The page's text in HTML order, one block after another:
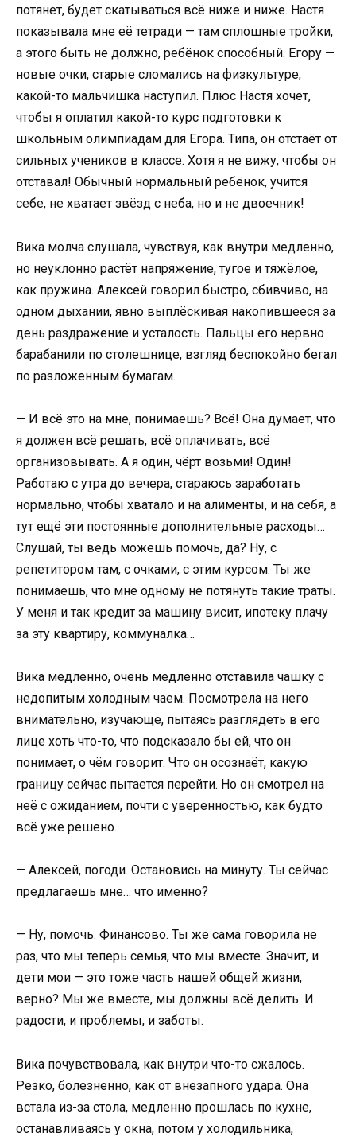
потянет, будет скатываться всё ниже и ниже. Настя
показывала мне её тетради — там сплошные тройки,
а этого быть не должно, ребёнок способный. Егору —
новые очки, старые сломались на физкультуре,
какой-то мальчишка наступил. Плюс Настя хочет,
чтобы я оплатил какой-то курс подготовки к
школьным олимпиадам для Егора. Типа, он отстаёт от
сильных учеников в классе. Хотя я не вижу, чтобы он
отставал! Обычный нормальный ребёнок, учится
себе, не хватает звёзд с неба, но и не двоечник!
Вика молча слушала, чувствуя, как внутри медленно,
но неуклонно растёт напряжение, тугое и тяжёлое,
как пружина. Алексей говорил быстро, сбивчиво, на
одном дыхании, явно выплёскивая накопившееся за
день раздражение и усталость. Пальцы его нервно
барабанили по столешнице, взгляд беспокойно бегал
по разложенным бумагам.
— И всё это на мне, понимаешь? Всё! Она думает, что
я должен всё решать, всё оплачивать, всё
организовывать. А я один, чёрт возьми! Один!
Работаю с утра до вечера, стараюсь заработать
нормально, чтобы хватало и на алименты, и на себя, а
тут ещё эти постоянные дополнительные расходы…
Слушай, ты ведь можешь помочь, да? Ну, с
репетитором там, с очками, с этим курсом. Ты же
понимаешь, что мне одному не потянуть такие траты.
У меня и так кредит за машину висит, ипотеку плачу
за эту квартиру, коммуналка…
Вика медленно, очень медленно отставила чашку с
недопитым холодным чаем. Посмотрела на него
внимательно, изучающе, пытаясь разглядеть в его
лице хоть что-то, что подсказало бы ей, что он
понимает, о чём говорит. Что он осознаёт, какую
границу сейчас пытается перейти. Но он смотрел на
неё с ожиданием, почти с уверенностью, как будто
всё уже решено.
— Алексей, погоди. Остановись на минуту. Ты сейчас
предлагаешь мне… что именно?
— Ну, помочь. Финансово. Ты же сама говорила не
раз, что мы теперь семья, что мы вместе. Значит, и
дети мои — это тоже часть нашей общей жизни,
верно? Мы же вместе, мы должны всё делить. И
радости, и проблемы, и заботы.
Вика почувствовала, как внутри что-то сжалось.
Резко, болезненно, как от внезапного удара. Она
встала из-за стола, медленно прошлась по кухне,
останавливаясь у окна, потом у холодильника,